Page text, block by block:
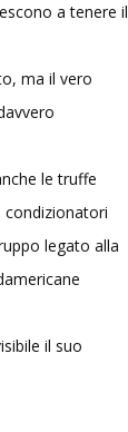
a tenere il
ma il vero
le truffe
condizionatori
legato alla
il suo